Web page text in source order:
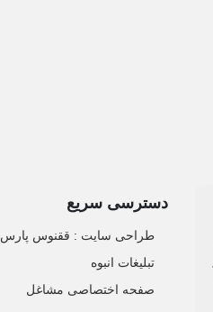
دسترسی سریع
طراحی سایت :‌ ققنوس پارس
تبلیغات انبوه
صفحه اختصاصی مشاغل